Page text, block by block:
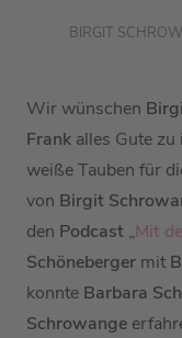
BIRGIT
Wir wünschen
Frank alles Gute
weiße Tauben für
von Birgit
den Podcast „Mit
Schöneberger mit
konnte Barbara
Schrowange